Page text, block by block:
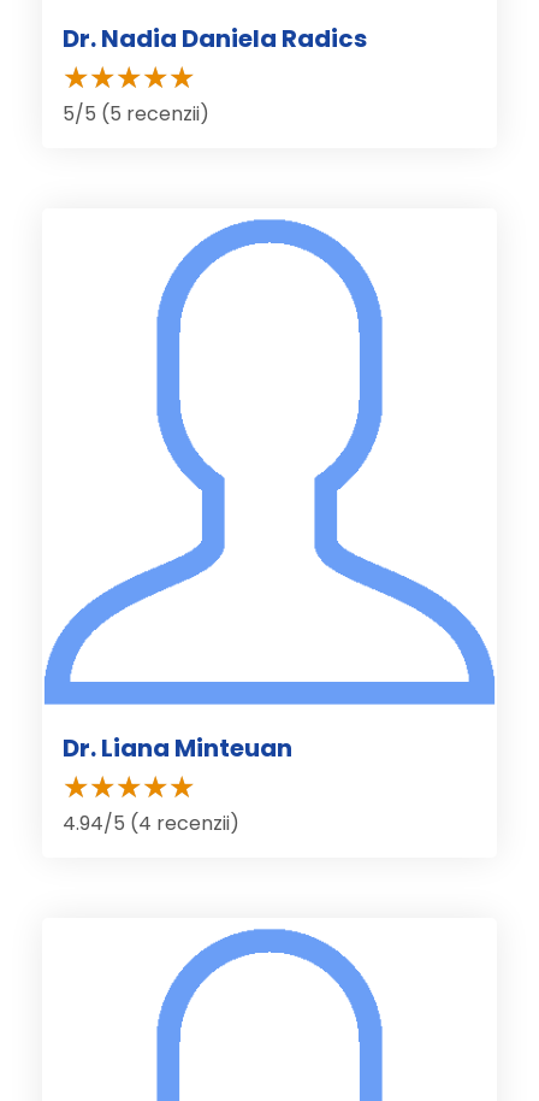
Dr. Nadia Daniela Radics
5/5 (5 recenzii)
Dr. Liana Minteuan
4.94/5 (4 recenzii)